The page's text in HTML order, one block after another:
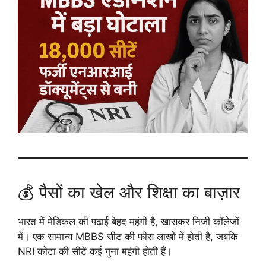
💰 पैसों का खेल और शिक्षा का बाज़ार
भारत में मेडिकल की पढ़ाई बेहद महंगी है, खासकर निजी कॉलेजों
में। एक सामान्य MBBS सीट की फीस लाखों में होती है, जबकि
NRI कोटा की सीटें कई गुना महंगी होती हैं।